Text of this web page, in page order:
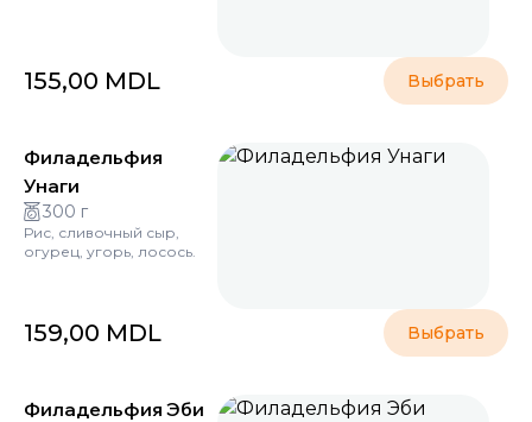
155,00 MDL Выбрать
Филадельфия
Унаги
300 г
Рис, сливочный сыр,
огурец, угорь, лосось.
159,00 MDL Выбрать
Филадельфия Эби